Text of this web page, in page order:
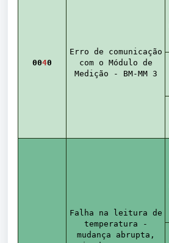
0040
Erro de comunicação
com o Módulo de
Medição - BM-MM 3
Falha na leitura de
temperatura -
mudança abrupta,